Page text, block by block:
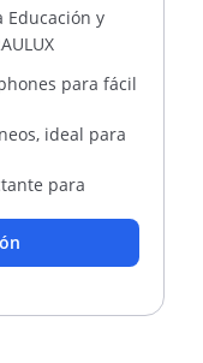
Educación y
para fácil
ideal para
para